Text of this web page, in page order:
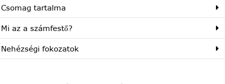
Csomag tartalma
Mi az a számfestő?
Nehézségi fokozatok